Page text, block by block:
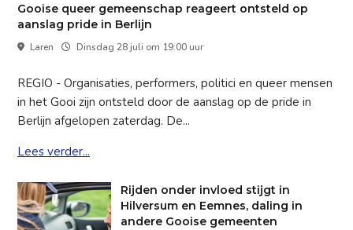
Gooise queer gemeenschap reageert ontsteld op
aanslag pride in Berlijn
Laren Dinsdag 28 juli om 19:00 uur
REGIO - Organisaties, performers, politici en queer mensen
in het Gooi zijn ontsteld door de aanslag op de pride in
Berlijn afgelopen zaterdag. De...
Lees verder...
Rijden onder invloed stijgt in
Hilversum en Eemnes, daling in
andere Gooise gemeenten